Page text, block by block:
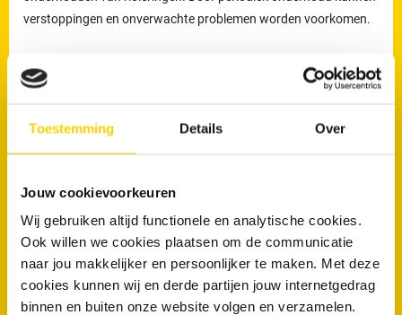
Toestemming Details Over
Jouw cookievoorkeuren
Wij gebruiken altijd functionele en analytische cookies.
Ook willen we cookies plaatsen om de communicatie
naar jou makkelijker en persoonlijker te maken. Met deze
cookies kunnen wij en derde partijen jouw internetgedrag
binnen en buiten onze website volgen en verzamelen.
verstoppingen en onverwachte problemen worden voorkomen.
rioolproblemen?
De loodgieters van RRS worden ingezet voor het verhelpen van
Preventief onderhoud helpt om ophoping van vuil tijdig te
en onverwachte kosten.
Loodgieters voor ontstopping van uw WC
of afvoer in Winschoten